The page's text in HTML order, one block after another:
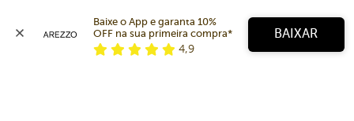
Baixe o App e garanta 10%
OFF na sua primeira compra*
4,9
BAIXAR